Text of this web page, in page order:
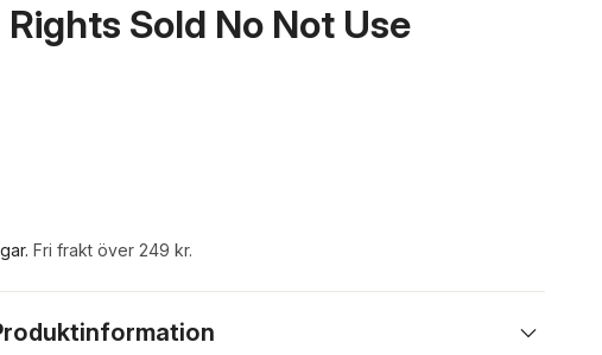
Sold No Not Use
. Fri frakt över 249 kr.